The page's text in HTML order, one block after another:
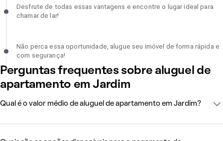
Desfrute de todas essas vantagens e encontre o lugar ideal para
chamar de lar!, incompleto
Desfrute de todas essas vantagens e encontre o lugar ideal para
chamar de lar!
Não perca essa oportunidade, alugue seu imóvel de forma rápida
com segurança!, incompleto
Não perca essa oportunidade, alugue seu imóvel de forma rápida e
com segurança!
Perguntas frequentes sobre aluguel de
apartamento em Jardim
Qual é o valor médio de aluguel de apartamento em Jardim?